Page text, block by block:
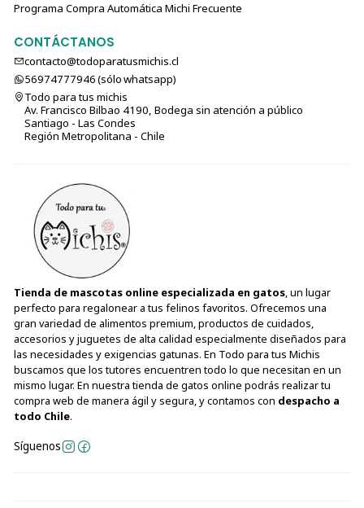
Programa Compra Automática Michi Frecuente
CONTÁCTANOS
contacto@todoparatusmichis.cl
56974777946 (sólo⁣⁣⁣⁣⁣​​​​​​​​​​​​​​​ whatsapp)
Todo para tus michis
Av. Francisco Bilbao 4190, Bodega sin atención a público
Santiago - Las Condes
Región Metropolitana - Chile
Tienda de mascotas online especializada en gatos, un lugar
perfecto para regalonear a tus felinos favoritos. Ofrecemos una
gran variedad de alimentos premium, productos de cuidados,
accesorios y juguetes de alta calidad especialmente diseñados para
las necesidades y exigencias gatunas. En Todo para tus Michis
buscamos que los tutores encuentren todo lo que necesitan en un
mismo lugar. En nuestra tienda de gatos online podrás realizar tu
compra web de manera ágil y segura, y contamos con despacho a
todo Chile.
Síguenos